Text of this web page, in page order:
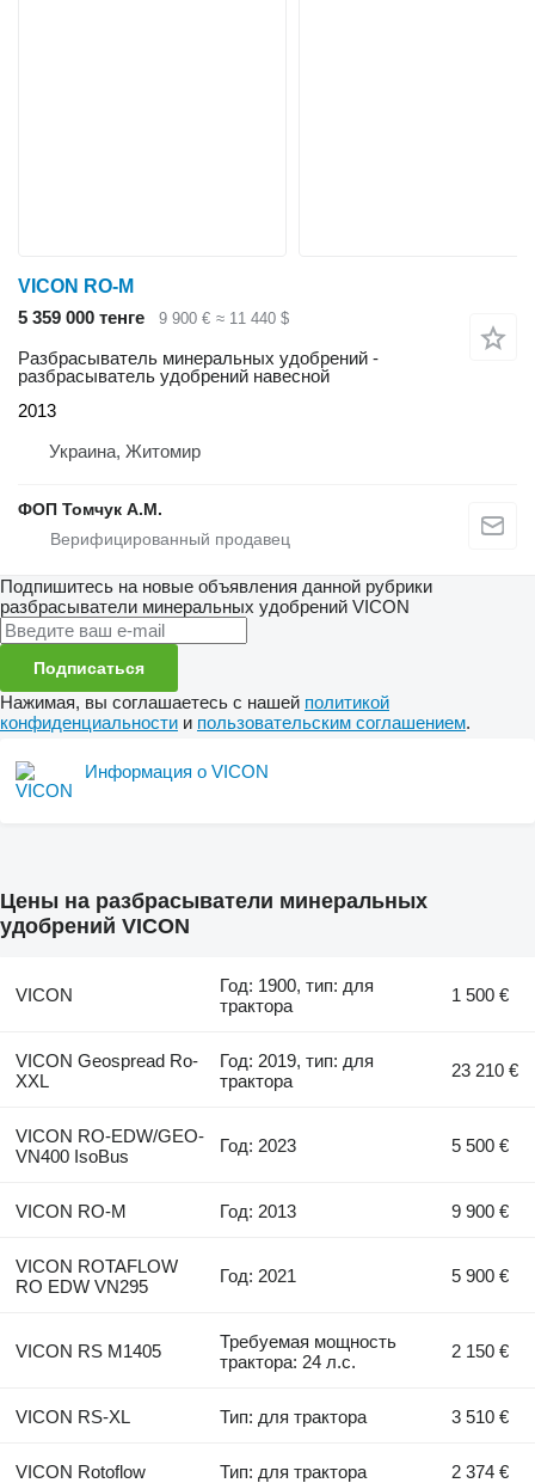
VICON RO-M
5 359 000 тенге
9 900 € ≈ 11 440 $
Разбрасыватель минеральных удобрений -
разбрасыватель удобрений навесной
2013
Украина, Житомир
ФОП Томчук А.М.
Подпишитесь на новые объявления данной рубрики
разбрасыватели минеральных удобрений VICON
Подписаться
Нажимая, вы соглашаетесь с нашей политикой
конфиденциальности и пользовательским соглашением.
Информация о VICON
Цены на разбрасыватели минеральных
удобрений VICON
VICON
Год: 1900, тип: для
трактора
1 500 €
VICON Geospread Ro-
XXL
Год: 2019, тип: для
трактора
23 210 €
VICON RO-EDW/GEO-
VN400 IsoBus
Год: 2023 5 500 €
VICON RO-M Год: 2013 9 900 €
VICON ROTAFLOW
RO EDW VN295
Год: 2021 5 900 €
VICON RS M1405
Требуемая мощность
трактора: 24 л.с.
2 150 €
VICON RS-XL Тип: для трактора 3 510 €
VICON Rotoflow Тип: для трактора 2 374 €